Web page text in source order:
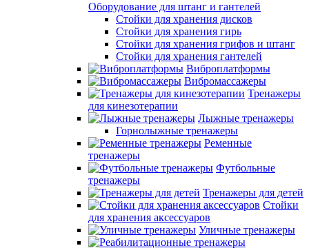
Оборудование для штанг и гантелей
Стойки для хранения дисков
Стойки для хранения гирь
Стойки для хранения грифов и штанг
Стойки для хранения гантелей
Виброплатформы
Вибромассажеры
Тренажеры
для кинезотерапии
Лыжные тренажеры
Горнолыжные тренажеры
Ременные
тренажеры
Футбольные
тренажеры
Тренажеры для детей
Стойки
для хранения аксессуаров
Уличные тренажеры